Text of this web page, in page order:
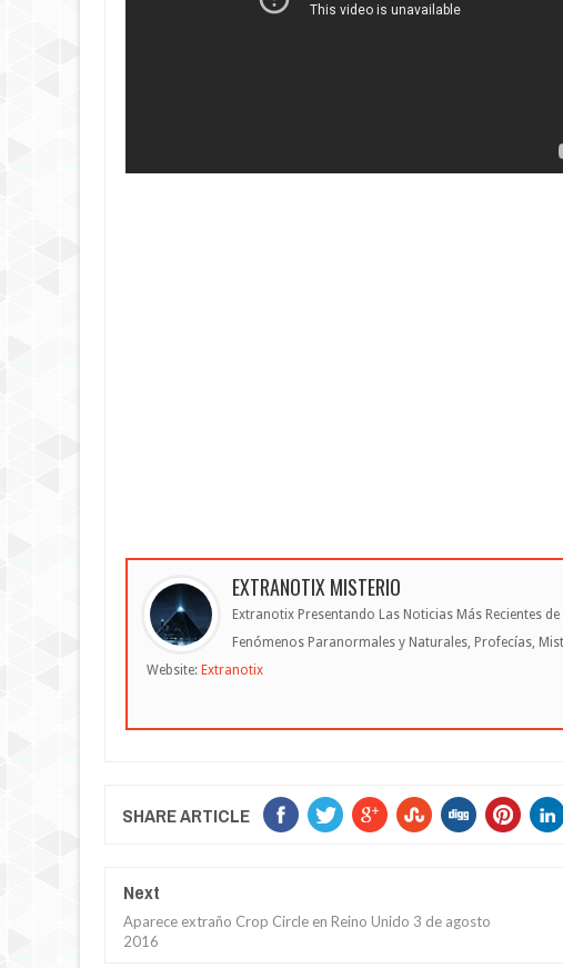
EXTRANOTIX MISTERIO
Extranotix Presentando Las Noticias Más Recientes
Fenómenos Paranormales y Naturales, Profecías,
Website: Extranotix
SHARE ARTICLE
Next
Aparece extraño Crop Circle en Reino Unido 3 de agosto
2016